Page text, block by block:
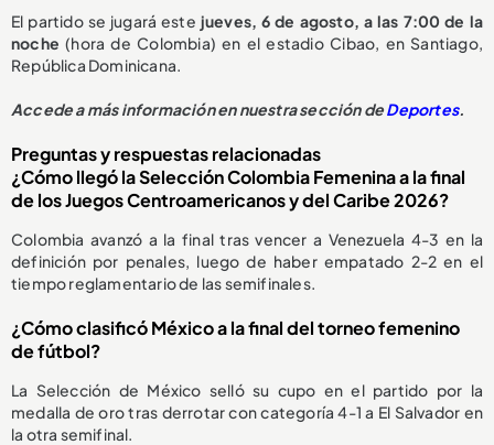
El partido se jugará este jueves, 6 de agosto, a las 7:00 de la
noche (hora de Colombia) en el estadio Cibao, en Santiago,
República Dominicana.
Accede a más información en nuestra sección deDeportes.
Preguntas y respuestas relacionadas
¿Cómo llegó la Selección Colombia Femenina a la final
de los Juegos Centroamericanos y del Caribe 2026?
Colombia avanzó a la final tras vencer a Venezuela 4-3 en la
definición por penales, luego de haber empatado 2-2 en el
tiempo reglamentario de las semifinales.
¿Cómo clasificó México a la final del torneo femenino
de fútbol?
La Selección de México selló su cupo en el partido por la
medalla de oro tras derrotar con categoría 4-1 a El Salvador en
la otra semifinal.